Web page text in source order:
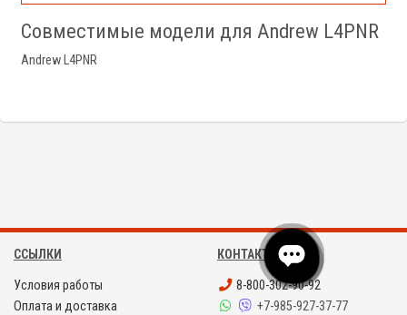
Совместимые модели для Andrew L4PNR
Andrew L4PNR
ССЫЛКИ
Условия работы
Оплата и доставка
КОНТАКТЫ
8-800-302-90-92
+7-985-927-37-77